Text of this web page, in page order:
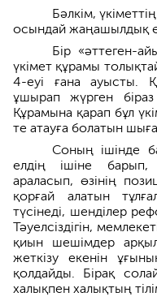
Бәлкім,
осындай жаңашылдық
Бір «әттеген-
үкімет құрамы
4-еуі ғана ауысты.
ұшырап жүрген
Құрамына қарап бұл
те атауға болатын
Соның ішінде
елдің ішіне
араласып, өзінің
қорғай алатын
түсінеді, шенділер
Тәуелсіздігін,
қиын шешімдер
жеткізу екенін
қолдайды. Бірақ
халықпен халықтың